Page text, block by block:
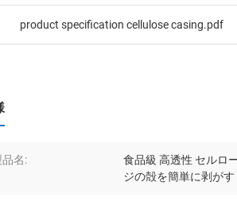
product specification cellulose casing.pdf
品名:
食品級 高透性 セルロ
ジの殻を簡単に剥が